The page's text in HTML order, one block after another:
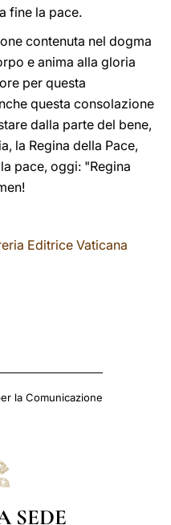
fine la pace.
contenuta nel dogma
e anima alla gloria
per questa
questa consolazione
dalla parte del bene,
la Regina della Pace,
pace, oggi: "Regina
Editrice Vaticana
la Comunicazione
SEDE